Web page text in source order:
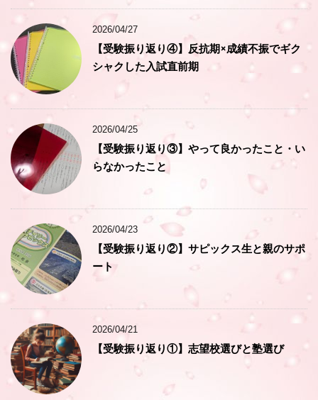
2026/04/27
【受験振り返り④】反抗期×成績不振でギク
シャクした入試直前期
2026/04/25
【受験振り返り③】やって良かったこと・い
らなかったこと
2026/04/23
【受験振り返り②】サピックス生と親のサポ
ート
2026/04/21
【受験振り返り①】志望校選びと塾選び